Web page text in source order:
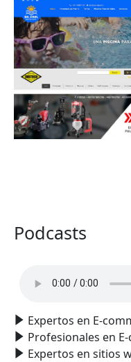
Podcasts
Expertos en E-
Profesionales en
Expertos en sitios